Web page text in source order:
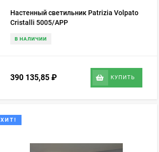
Настенный светильник Patrizia Volpato
Cristalli 5005/APP
В НАЛИЧИИ
390 135,85₽ КУПИТЬ
ХИТ!